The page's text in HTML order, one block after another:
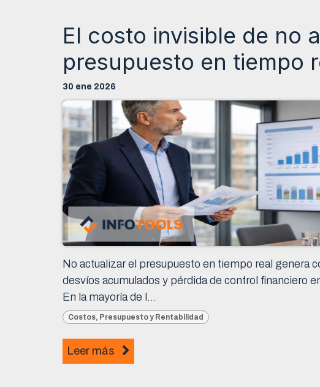
El costo invisible de no
presupuesto en tiempo
30 ene 2026
No actualizar el presupuesto en tiempo real genera
desvíos acumulados y pérdida de control financiero
En la mayoría de l...
Costos, Presupuesto y Rentabilidad
Leer más